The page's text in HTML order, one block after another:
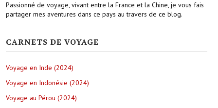
Passionné de voyage, vivant entre la France et la Chine, je vous fais
partager mes aventures dans ce pays au travers de ce blog.
CARNETS DE VOYAGE
Voyage en Inde (2024)
Voyage en Indonésie (2024)
Voyage au Pérou (2024)